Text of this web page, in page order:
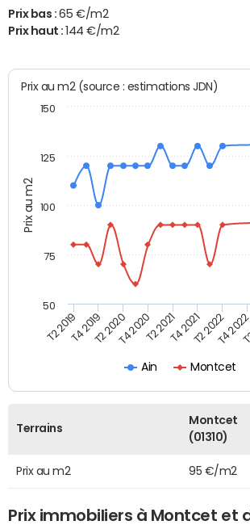
Prix bas : 65 €/m2
Prix haut : 144 €/m2
Prix au m2
Prix au m2 (source : estimations JDN)
Ain Montcet
T2 2019T4 2019T2 2020T4 2020T2 2021T4 2021T2 2022
T4
100
50
75
125
150
Terrains
Montcet
(01310)
Prix au m2 95 €/m2
Prix immobiliers à Montcet et